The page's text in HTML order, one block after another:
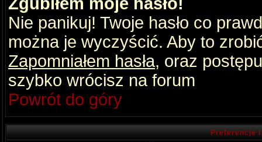
Nie panikuj! Twoje hasło co
można je wyczyścić. Aby to
Zapomniałem hasła, oraz
szybko wrócisz na forum
Powrót do góry
Preferencje